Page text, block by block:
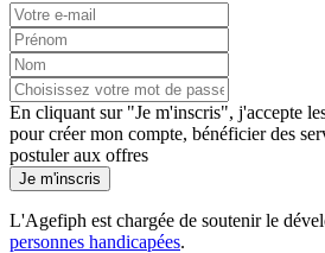
En cliquant sur "Je m'inscris", j'accepte
pour créer mon compte, bénéficier des
postuler aux offres
Je m'inscris
L'Agefiph est chargée de soutenir le
personnes handicapées.